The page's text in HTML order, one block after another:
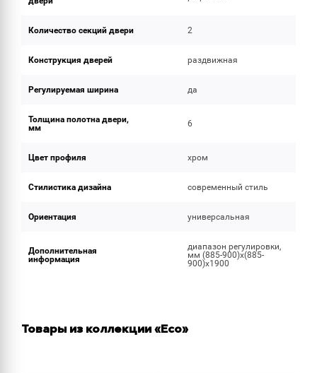
Количество секций двери 2
Конструкция дверей раздвижная
Регулируемая ширина да
Толщина полотна двери,
мм
6
Цвет профиля хром
Стилистика дизайна современный стиль
Ориентация универсальная
Дополнительная
информация
диапазон регулировки,
мм (885-900)х(885-
900)х1900
Товары из коллекции «Eco»